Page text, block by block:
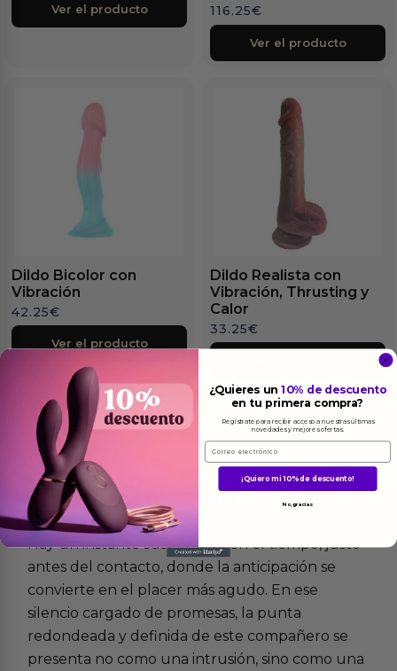
Ver el producto 116.25€
Ver el producto
Dildo Bicolor con
Vibración
42.25€
Ver el producto
Dildo Realista con
Vibración, Thrusting y
Calor
33.25€
Másinformacion
Hay un instante suspendido en el tiempo, justo
antes del contacto, donde la anticipación se
convierte en el placer más agudo. En ese
silencio cargado de promesas, la punta
redondeada y definida de este compañero se
presenta no como una intrusión, sino como una
¿Quieres un10% de descuento
en tu primera compra?
Regístrate para recibir acceso a nuestras últimas
novedades y mejores ofertas.
Email
¡Quiero mi 10% de descuento!
No, gracias